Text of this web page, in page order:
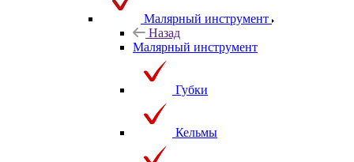
Малярный инструмент
Назад
Малярный инструмент
Губки
Кельмы